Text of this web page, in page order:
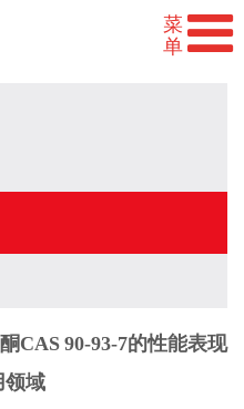
CAS 90-93-7的性能表现
领域